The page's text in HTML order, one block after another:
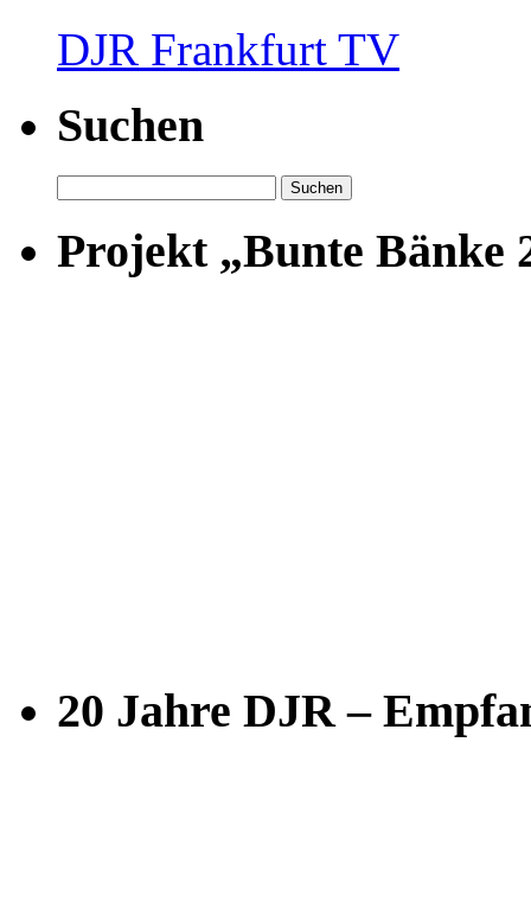
DJR Frankfurt TV
Suchen
nach:
Projekt „Bunte Bänke
20 Jahre DJR –